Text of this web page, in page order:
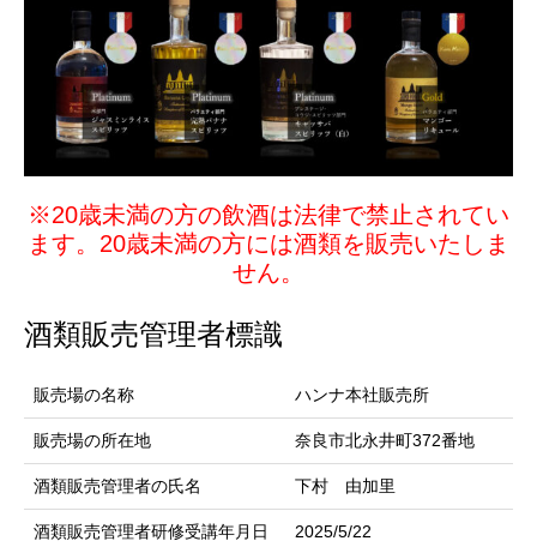
※20歳未満の方の飲酒は法律で禁止されてい
ます。20歳未満の方には酒類を販売いたしま
せん。
酒類販売管理者標識
販売場の名称 ハンナ本社販売所
販売場の所在地 奈良市北永井町372番地
酒類販売管理者の氏名 下村 由加里
酒類販売管理者研修受講年月日 2025/5/22